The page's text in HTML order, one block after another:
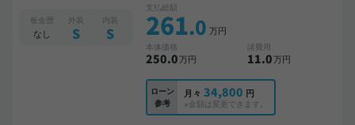
板金歴
なし
外装
S
内装
S
支払総額
261.0 万円
本体価格
250.0万円
諸費用
11.0万円
ローン
参考
月々 34,800 円
※金額は変更できます。